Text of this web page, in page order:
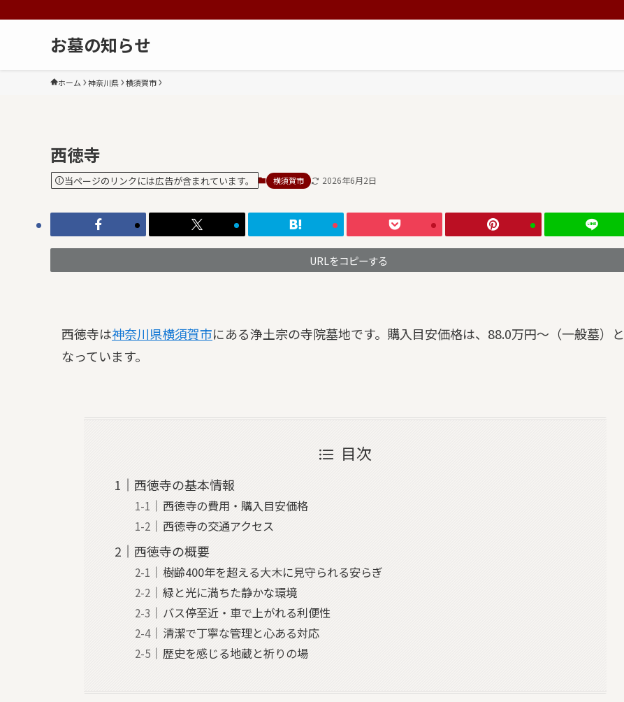
お墓の知らせ
ホーム 神奈川県 横須賀市
西徳寺
当ページのリンクには広告が含まれています。 横須賀市 2026年6月2日
URLをコピーする
西徳寺は神奈川県横須賀市にある浄土宗の寺院墓地です。購入目安価格は、88.0万円～（一般墓）と
なっています。
目次
西徳寺の基本情報
西徳寺の費用・購入目安価格
西徳寺の交通アクセス
西徳寺の概要
樹齢400年を超える大木に見守られる安らぎ
緑と光に満ちた静かな環境
バス停至近・車で上がれる利便性
清潔で丁寧な管理と心ある対応
歴史を感じる地蔵と祈りの場